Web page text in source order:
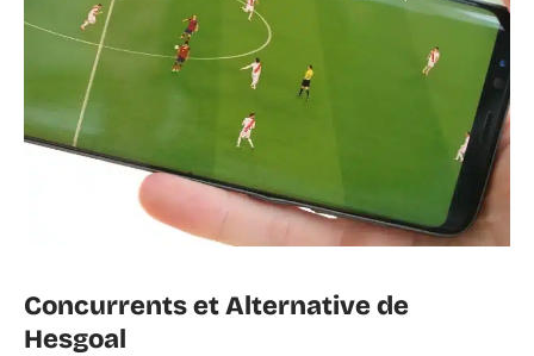
Concurrents et Alternative de
Hesgoal